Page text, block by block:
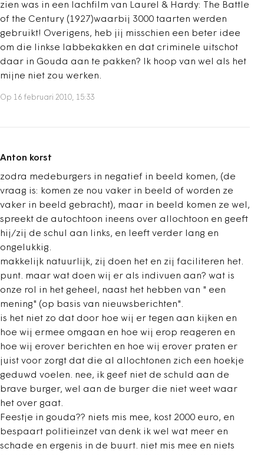
zien was in een lachfilm van Laurel & Hardy: The Battle
of the Century (1927)waarbij 3000 taarten werden
gebruikt! Overigens, heb jij misschien een beter idee
om die linkse labbekakken en dat criminele uitschot
daar in Gouda aan te pakken? Ik hoop van wel als het
mijne niet zou werken.
Op 16 februari 2010, 15:33
Anton korst
zodra medeburgers in negatief in beeld komen, (de
vraag is: komen ze nou vaker in beeld of worden ze
vaker in beeld gebracht), maar in beeld komen ze wel,
spreekt de autochtoon ineens over allochtoon en geeft
hij/zij de schul aan links, en leeft verder lang en
ongelukkig.
makkelijk natuurlijk, zij doen het en zij faciliteren het.
punt. maar wat doen wij er als indivuen aan? wat is
onze rol in het geheel, naast het hebben van " een
mening" (op basis van nieuwsberichten".
is het niet zo dat door hoe wij er tegen aan kijken en
hoe wij ermee omgaan en hoe wij erop reageren en
hoe wij erover berichten en hoe wij erover praten er
juist voor zorgt dat die al allochtonen zich een hoekje
geduwd voelen. nee, ik geef niet de schuld aan de
brave burger, wel aan de burger die niet weet waar
het over gaat.
Feestje in gouda?? niets mis mee, kost 2000 euro, en
bespaart politieinzet van denk ik wel wat meer en
schade en ergenis in de buurt. niet mis mee en niets